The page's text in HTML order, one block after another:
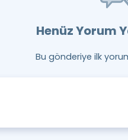
Henüz Yorum
Bu gönderiye ilk